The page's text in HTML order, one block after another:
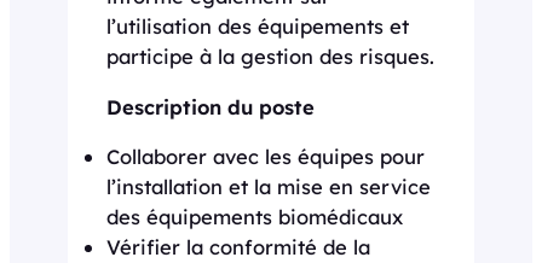
l’utilisation des équipements et
participe à la gestion des risques.
Description du poste
Collaborer avec les équipes pour
l’installation et la mise en service
des équipements biomédicaux
Vérifier la conformité de la